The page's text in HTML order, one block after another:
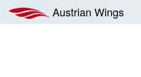
Inhalt
springen
Austrian Wings